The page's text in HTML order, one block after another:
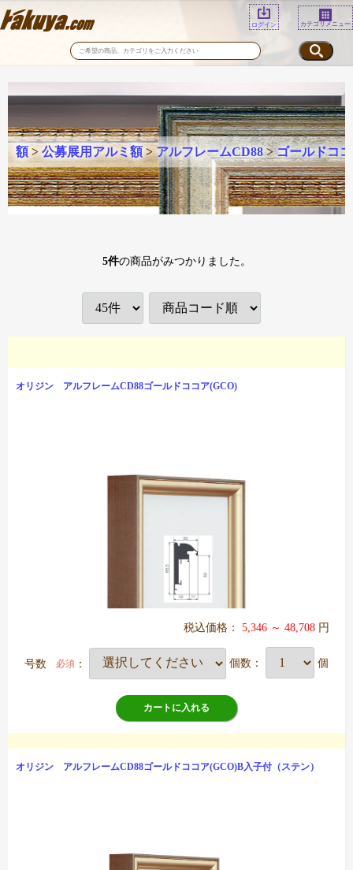
ログイン カテゴリメニュー
額> 公募展用アルミ額>アルフレームCD88>ゴールドコ
5件の商品がみつかりました。
オリジン アルフレームCD88ゴールドココア(GCO)
税込価格： 5,346 ～ 48,708 円
号数 必須 ： 個数： 個
カートに入れる
オリジン アルフレームCD88ゴールドココア(GCO)B入子付（ステン）